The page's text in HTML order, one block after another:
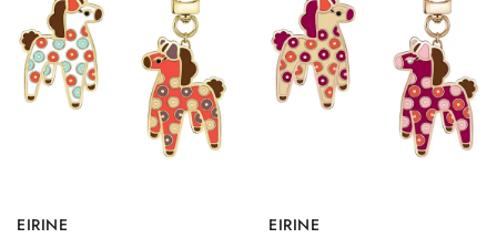
EIRINE EIRINE